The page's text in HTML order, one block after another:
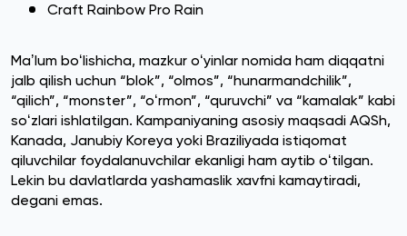
Craft Rainbow Pro Rain
Maʼlum boʻlishicha, mazkur oʻyinlar nomida ham diqqatni
jalb qilish uchun “blok”, “olmos”, “hunarmandchilik”,
“qilich”, “monster”, “oʻrmon”, “quruvchi” va “kamalak” kabi
soʻzlari ishlatilgan. Kampaniyaning asosiy maqsadi AQSh,
Kanada, Janubiy Koreya yoki Braziliyada istiqomat
qiluvchilar foydalanuvchilar ekanligi ham aytib oʻtilgan.
Lekin bu davlatlarda yashamaslik xavfni kamaytiradi,
degani emas.